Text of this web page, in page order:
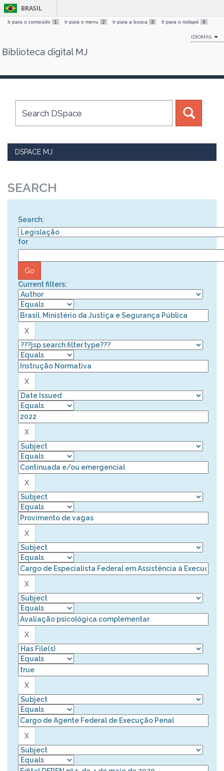
Skip
BRASIL
Ir para o conteúdo 1 Ir para o menu 2 Ir para a busca 3 Ir para o rodapé 4
IDIOMAS
Biblioteca digital MJ
DSPACE MJ
SEARCH
Search:
for
Current filters: